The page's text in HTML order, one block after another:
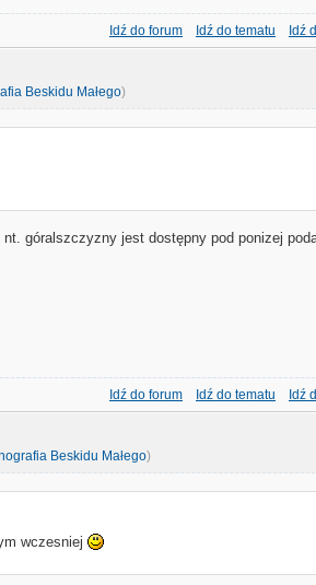
Idź do forum Idź do tematu Idź
Beskidu Małego)
góralszczyzny jest dostępny pod ponizej
Idź do forum Idź do tematu Idź
Beskidu Małego)
wczesniej